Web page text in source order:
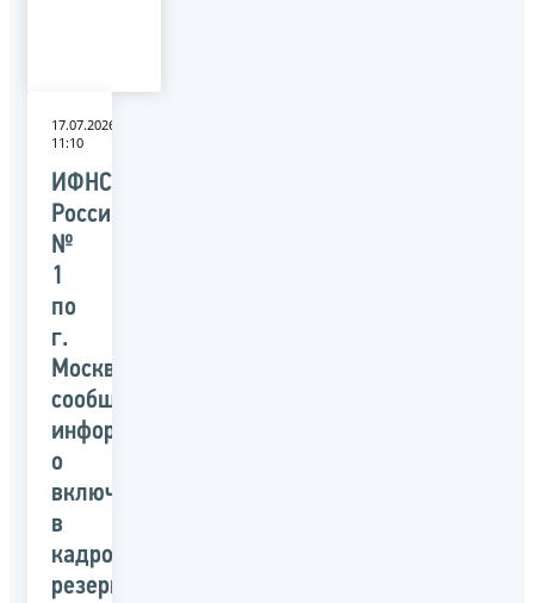
17.07.2026
11:10
ИФНС
России
№
1
по
г.
Москве
сообщает
информацию
о
включении
в
кадровый
резерв